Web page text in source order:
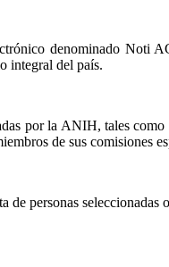
denominado Noti
integral del país.
por la ANIH, tales
de sus comisiones
de personas